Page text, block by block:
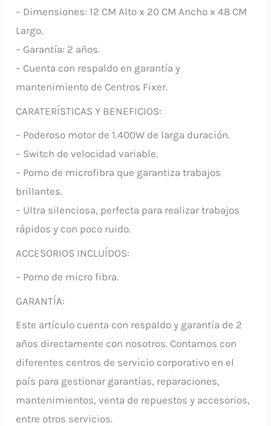
– Dimensiones: 12 CM Alto x 20 CM Ancho x 48 CM
Largo.
– Garantía: 2 años.
– Cuenta con respaldo en garantía y
mantenimiento de Centros Fixer.
CARATERÍSTICAS Y BENEFICIOS:
– Poderoso motor de 1.400W de larga duración.
– Switch de velocidad variable.
– Pomo de microfibra que garantiza trabajos
brillantes.
– Ultra silenciosa, perfecta para realizar trabajos
rápidos y con poco ruido.
ACCESORIOS INCLUÍDOS:
– Pomo de micro fibra.
GARANTÍA:
Este artículo cuenta con respaldo y garantía de 2
años directamente con nosotros. Contamos con
diferentes centros de servicio corporativo en el
país para gestionar garantías, reparaciones,
mantenimientos, venta de repuestos y accesorios,
entre otros servicios.